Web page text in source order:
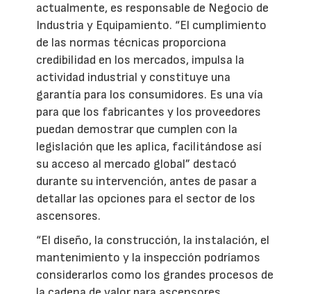
actualmente, es responsable de Negocio de
Industria y Equipamiento. “El cumplimiento
de las normas técnicas proporciona
credibilidad en los mercados, impulsa la
actividad industrial y constituye una
garantía para los consumidores. Es una vía
para que los fabricantes y los proveedores
puedan demostrar que cumplen con la
legislación que les aplica, facilitándose así
su acceso al mercado global” destacó
durante su intervención, antes de pasar a
detallar las opciones para el sector de los
ascensores.
“El diseño, la construcción, la instalación, el
mantenimiento y la inspección podríamos
considerarlos como los grandes procesos de